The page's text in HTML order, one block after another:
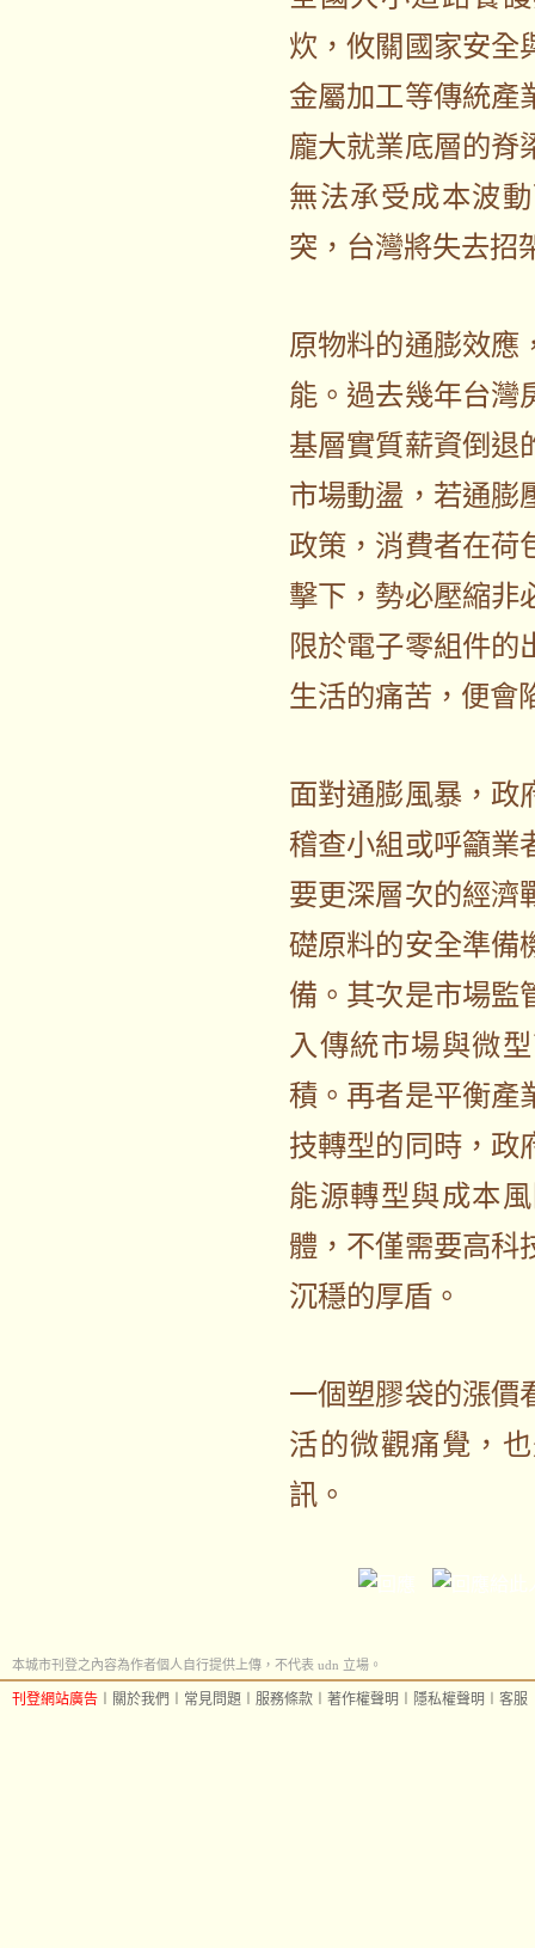
炊，攸關國家安全
金屬加工等傳統產
龐大就業底層的脊
無法承受成本波
突，台灣將失去招
原物料的通膨效應
能。過去幾年台灣
基層實質薪資倒退
市場動盪，若通膨
政策，消費者在荷
擊下，勢必壓縮非
限於電子零組件的
生活的痛苦，便會
面對通膨風暴，政
稽查小組或呼籲業
要更深層次的經濟
礎原料的安全準備
備。其次是市場監
入傳統市場與微
積。再者是平衡產
技轉型的同時，政
能源轉型與成本
體，不僅需要高科
沉穩的厚盾。
一個塑膠袋的漲價
活的微觀痛覺，
訊。
本城市刊登之內容為作者個人自行提供上傳，不代表 udn 立場。
刊登網站廣告 關於我們 常見問題 服務條款 著作權聲明 隱私權聲明 客服